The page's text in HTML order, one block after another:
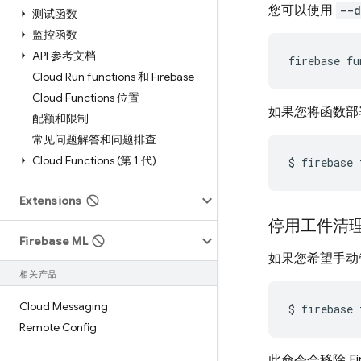
测试函数
监控函数
API 参考文档
Cloud Run functions 和 Firebase
Cloud Functions 位置
配额和限制
常见问题解答和问题排查
Cloud Functions (第 1 代)
Extensions
Firebase ML
相关产品
Cloud Messaging
Remote Config
您可以使用 --
firebase
如果您将函数
$ firebase
停用工件清
如果您希望手
$ firebase